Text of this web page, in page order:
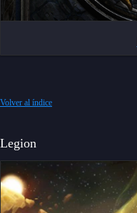
Volver al índice
Legion